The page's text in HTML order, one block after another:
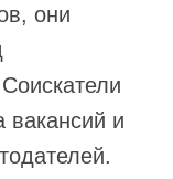
они
вакансий и